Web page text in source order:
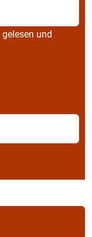
gelesen und